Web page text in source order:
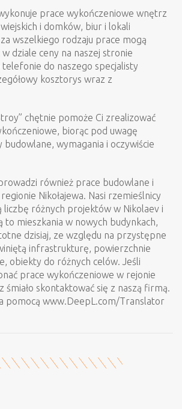
prace wykończeniowe wnętrz
i domków, biur i lokali
wszelkiego rodzaju prace mogą
dziale ceny na naszej stronie
do naszego specjalisty
kosztorys wraz z
chętnie pomoże Ci zrealizować
biorąc pod uwagę
wymagania i oczywiście
również prace budowlane i
Nikołajewa. Nasi rzemieślnicy
liczbę różnych projektów w Nikolaev i
to mieszkania w nowych budynkach,
dzisiaj, ze względu na przystępne
infrastrukturę, powierzchnie
obiekty do różnych celów. Jeśli
prace wykończeniowe w rejonie
śmiało skontaktować się z naszą firmą.
pomocą www.DeepL.com/Translator